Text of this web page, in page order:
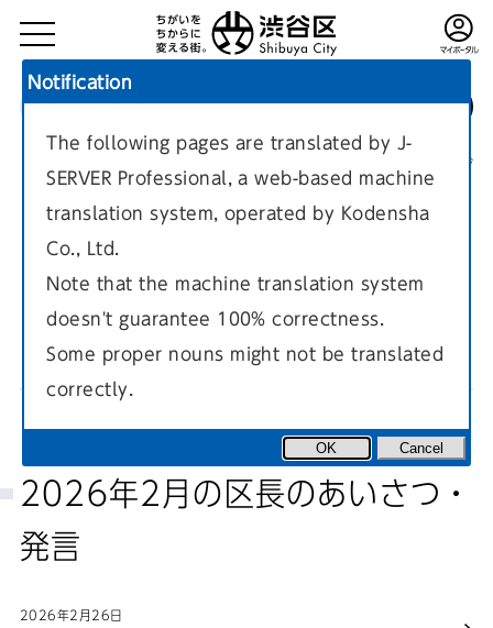
現在のページ
区長のあいさつ・発言一覧
2026年2月の区長のあいさつ・
発言
2026年2月26日
Notification
The following pages are translated by J-
SERVER Professional, a web-based machine
translation system, operated by Kodensha
Co., Ltd.
Note that the machine translation system
doesn't guarantee 100% correctness.
Some proper nouns might not be translated
correctly.
OK Cancel